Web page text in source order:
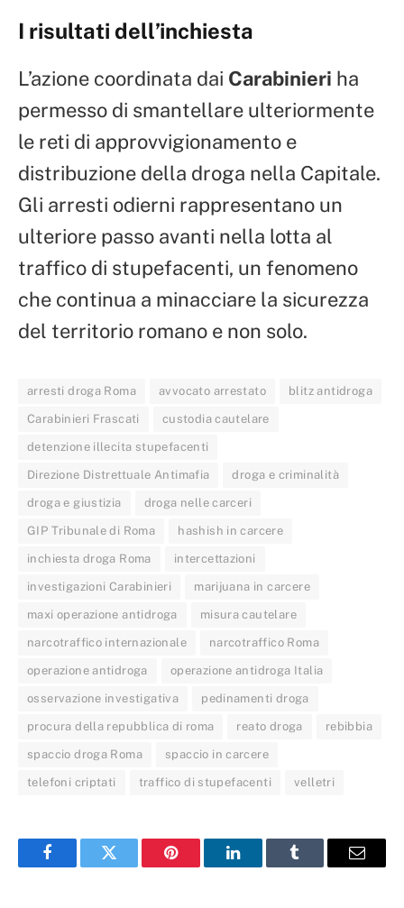
I risultati dell’inchiesta
L’azione coordinata dai Carabinieri ha
permesso di smantellare ulteriormente
le reti di approvvigionamento e
distribuzione della droga nella Capitale.
Gli arresti odierni rappresentano un
ulteriore passo avanti nella lotta al
traffico di stupefacenti, un fenomeno
che continua a minacciare la sicurezza
del territorio romano e non solo.
arresti droga Roma avvocato arrestato blitz antidroga
Carabinieri Frascati custodia cautelare
detenzione illecita stupefacenti
Direzione Distrettuale Antimafia droga e criminalità
droga e giustizia droga nelle carceri
GIP Tribunale di Roma hashish in carcere
inchiesta droga Roma intercettazioni
investigazioni Carabinieri marijuana in carcere
maxi operazione antidroga misura cautelare
narcotraffico internazionale narcotraffico Roma
operazione antidroga operazione antidroga Italia
osservazione investigativa pedinamenti droga
procura della repubblica di roma reato droga rebibbia
spaccio droga Roma spaccio in carcere
telefoni criptati traffico di stupefacenti velletri
FacebookTwitter Pinterest LinkedInTumblr Email